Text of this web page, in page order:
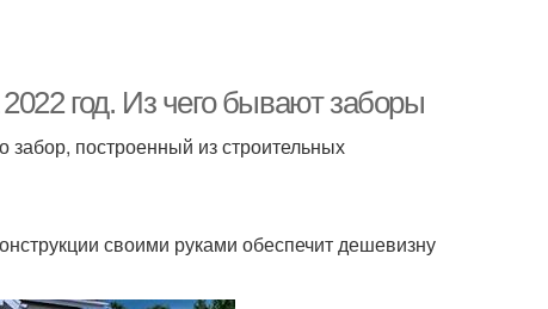
год. Из чего бывают заборы
построенный из строительных
своими руками обеспечит дешевизну